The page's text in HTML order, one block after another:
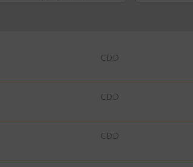
CDD
CDD
CDD